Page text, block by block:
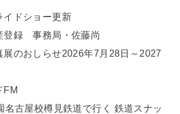
イドショー更新
登録 事務局・佐藤尚
のおしらせ2026年7月28日～2027
FM
名古屋校樽見鉄道で行く 鉄道スナッ